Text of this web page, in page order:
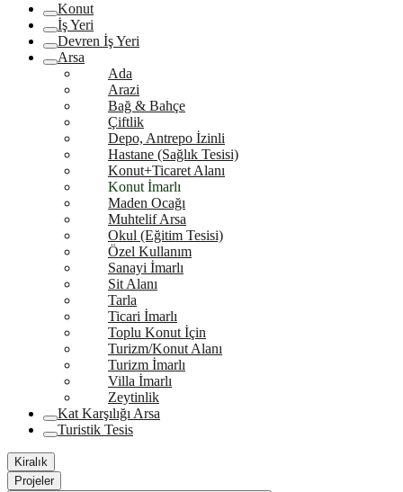
Konut
İş Yeri
Devren İş Yeri
Arsa
Ada
Arazi
Bağ & Bahçe
Çiftlik
Depo, Antrepo İzinli
Hastane (Sağlık Tesisi)
Konut+Ticaret Alanı
Konut İmarlı
Maden Ocağı
Muhtelif Arsa
Okul (Eğitim Tesisi)
Özel Kullanım
Sanayi İmarlı
Sit Alanı
Tarla
Ticari İmarlı
Toplu Konut İçin
Turizm/Konut Alanı
Turizm İmarlı
Villa İmarlı
Zeytinlik
Kat Karşılığı Arsa
Turistik Tesis
Kiralık
Projeler